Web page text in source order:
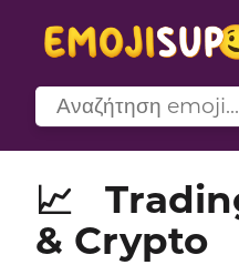
📈
& Crypto